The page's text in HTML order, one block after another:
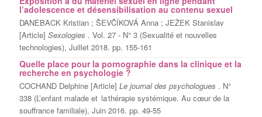
Les experts
Groupe Biblio
l’adolescence et désensibilisation au contenu sexuel
DANEBACK Kristian ; ŠEVČÍKOVÁ Anna ; JEŽEK Stanislav
[Article] Sexologies . Vol. 27 - N° 3 (Sexualité et nouvelles
technologies), Juillet 2018. pp. 155-161
Quelle place pour la pornographie dans la clinique et la
recherche en psychologie ?
COCHAND Delphine [Article] Le journal des psychologues . N°
338 (L’enfant malade et la thérapie systémique. Au cœur de la
souffrance familiale), Juin 2016. pp. 49-55